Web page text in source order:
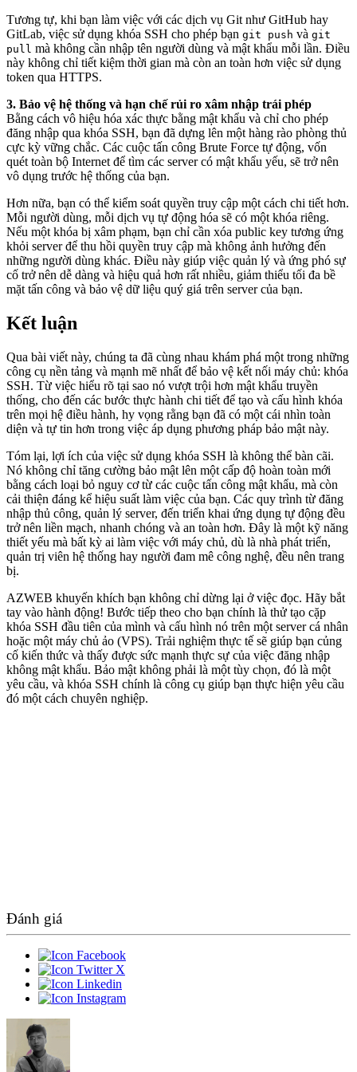
Tương tự, khi bạn làm việc với các dịch vụ Git như GitHub hay
GitLab, việc sử dụng khóa SSH cho phép bạn git push và git
pull mà không cần nhập tên người dùng và mật khẩu mỗi lần. Điều
này không chỉ tiết kiệm thời gian mà còn an toàn hơn việc sử dụng
token qua HTTPS.
3. Bảo vệ hệ thống và hạn chế rủi ro xâm nhập trái phép
Bằng cách vô hiệu hóa xác thực bằng mật khẩu và chỉ cho phép
đăng nhập qua khóa SSH, bạn đã dựng lên một hàng rào phòng thủ
cực kỳ vững chắc. Các cuộc tấn công Brute Force tự động, vốn
quét toàn bộ Internet để tìm các server có mật khẩu yếu, sẽ trở nên
vô dụng trước hệ thống của bạn.
Hơn nữa, bạn có thể kiểm soát quyền truy cập một cách chi tiết hơn.
Mỗi người dùng, mỗi dịch vụ tự động hóa sẽ có một khóa riêng.
Nếu một khóa bị xâm phạm, bạn chỉ cần xóa public key tương ứng
khỏi server để thu hồi quyền truy cập mà không ảnh hưởng đến
những người dùng khác. Điều này giúp việc quản lý và ứng phó sự
cố trở nên dễ dàng và hiệu quả hơn rất nhiều, giảm thiểu tối đa bề
mặt tấn công và bảo vệ dữ liệu quý giá trên server của bạn.
Kết luận
Qua bài viết này, chúng ta đã cùng nhau khám phá một trong những
công cụ nền tảng và mạnh mẽ nhất để bảo vệ kết nối máy chủ: khóa
SSH. Từ việc hiểu rõ tại sao nó vượt trội hơn mật khẩu truyền
thống, cho đến các bước thực hành chi tiết để tạo và cấu hình khóa
trên mọi hệ điều hành, hy vọng rằng bạn đã có một cái nhìn toàn
diện và tự tin hơn trong việc áp dụng phương pháp bảo mật này.
Tóm lại, lợi ích của việc sử dụng khóa SSH là không thể bàn cãi.
Nó không chỉ tăng cường bảo mật lên một cấp độ hoàn toàn mới
bằng cách loại bỏ nguy cơ từ các cuộc tấn công mật khẩu, mà còn
cải thiện đáng kể hiệu suất làm việc của bạn. Các quy trình từ đăng
nhập thủ công, quản lý server, đến triển khai ứng dụng tự động đều
trở nên liền mạch, nhanh chóng và an toàn hơn. Đây là một kỹ năng
thiết yếu mà bất kỳ ai làm việc với máy chủ, dù là nhà phát triển,
quản trị viên hệ thống hay người đam mê công nghệ, đều nên trang
bị.
AZWEB khuyến khích bạn không chỉ dừng lại ở việc đọc. Hãy bắt
tay vào hành động! Bước tiếp theo cho bạn chính là thử tạo cặp
khóa SSH đầu tiên của mình và cấu hình nó trên một server cá nhân
hoặc một máy chủ ảo (VPS). Trải nghiệm thực tế sẽ giúp bạn củng
cố kiến thức và thấy được sức mạnh thực sự của việc đăng nhập
không mật khẩu. Bảo mật không phải là một tùy chọn, đó là một
yêu cầu, và khóa SSH chính là công cụ giúp bạn thực hiện yêu cầu
đó một cách chuyên nghiệp.
Đánh giá